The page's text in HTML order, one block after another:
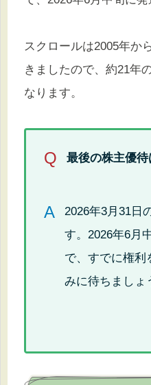
スクロールは2005年か
きましたので、約21年
なります。
Q 最後の株主優待
A
2026年3月31日
す。2026年6月
で、すでに権利
みに待ちましょ